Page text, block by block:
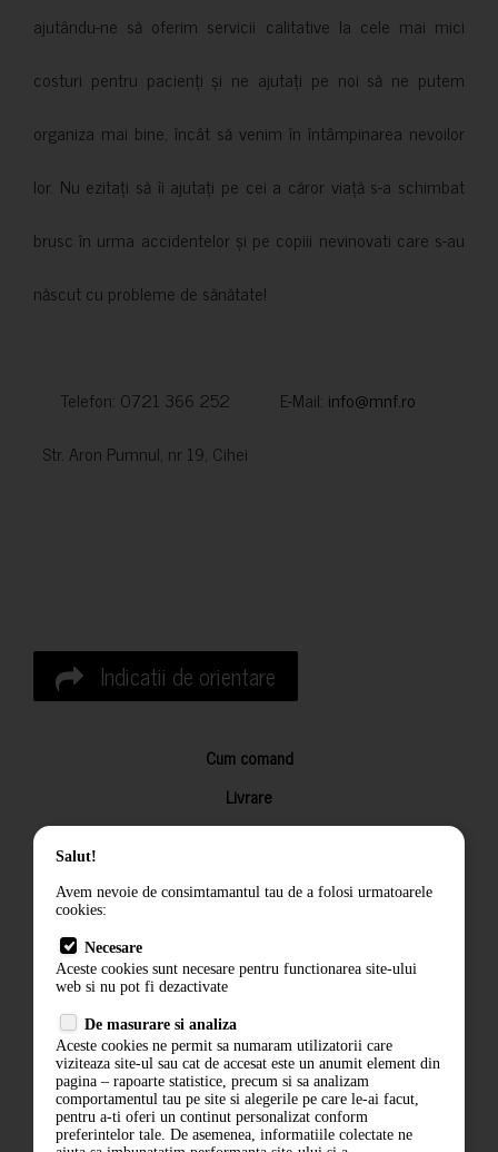
ajutându-ne să oferim servicii calitative la cele mai mici
costuri pentru pacienți și ne ajutați pe noi să ne putem
organiza mai bine, încât să venim în întâmpinarea nevoilor
lor. Nu ezitați să îi ajutați pe cei a căror viață s-a schimbat
brusc în urma accidentelor și pe copiii nevinovati care s-au
născut cu probleme de sănătate!
Telefon: 0721 366 252 E-Mail: info@mnf.ro
Str. Aron Pumnul, nr 19, Cihei
Indicatii de orientare
Cum comand
Livrare
Returnarea produselor
Termeni si conditii
Politica de confidentialitate
ANPC
Salut!
Avem nevoie de consimtamantul tau de a folosi urmatoarele
cookies:
Necesare
Aceste cookies sunt necesare pentru functionarea site-ului
web si nu pot fi dezactivate
De masurare si analiza
Aceste cookies ne permit sa numaram utilizatorii care
viziteaza site-ul sau cat de accesat este un anumit element din
pagina – rapoarte statistice, precum si sa analizam
comportamentul tau pe site si alegerile pe care le-ai facut,
pentru a-ti oferi un continut personalizat conform
preferintelor tale. De asemenea, informatiile colectate ne